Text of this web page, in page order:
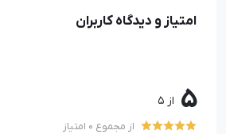
امتیاز و دیدگاه کاربران
5 از 5
از مجموع 0 امتیاز